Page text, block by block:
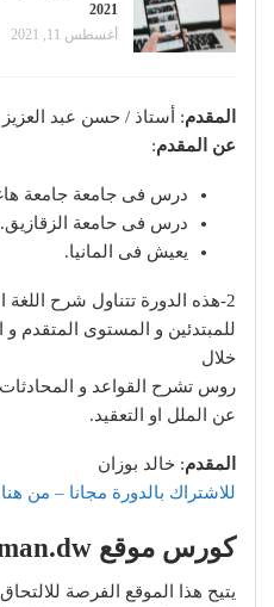
2021
أغسطس 11, 2021
المقدم: أستاذ / حسن عبد
عن المقدم:
درس فى جامعة جامعة
درس فى حامعة الزقازيق.
يعيش فى المانيا.
2-هذه الدورة تتناول شرح اللغة
للمبتدئين و المستوى
خلال
روس تشرح القواعد و
عن الملل او التعقيد.
المقدم: خالد بوزان
للاشتراك بالدورة مجانا – من هنا
كورس موقع learngerman.dw
يتيح هذا الموقع الفرصة